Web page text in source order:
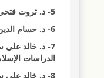
5- د. ثروت فتحي إسماعيل، قانون التأمين الاجتماعي المصري وفقاً لأحدث التعديلات التشريعية، كلية الحقوق، جامعة عين شمس، 2005.
6- د. حسام الدين كامل الأهواني، مصادر الالتزام، المصادر الإرادية، بدون دار نشر، بدون رقم طبعة، بدون تاريخ نشر.
7- د. خالد علي
الدراسات
8- د. خالد علي